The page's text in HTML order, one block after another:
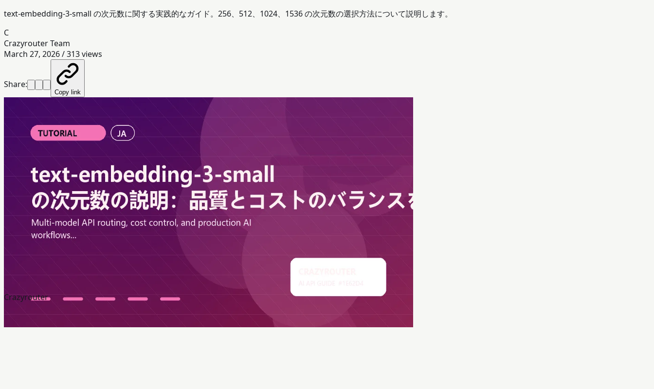
text-embedding-3-small の次元数に関する実践的なガイド。256、512、1024、1536 の次元数の選択方法について説明します。
C
Crazyrouter Team
March 27, 2026/313views
Share:
Copy link
Crazyrouter